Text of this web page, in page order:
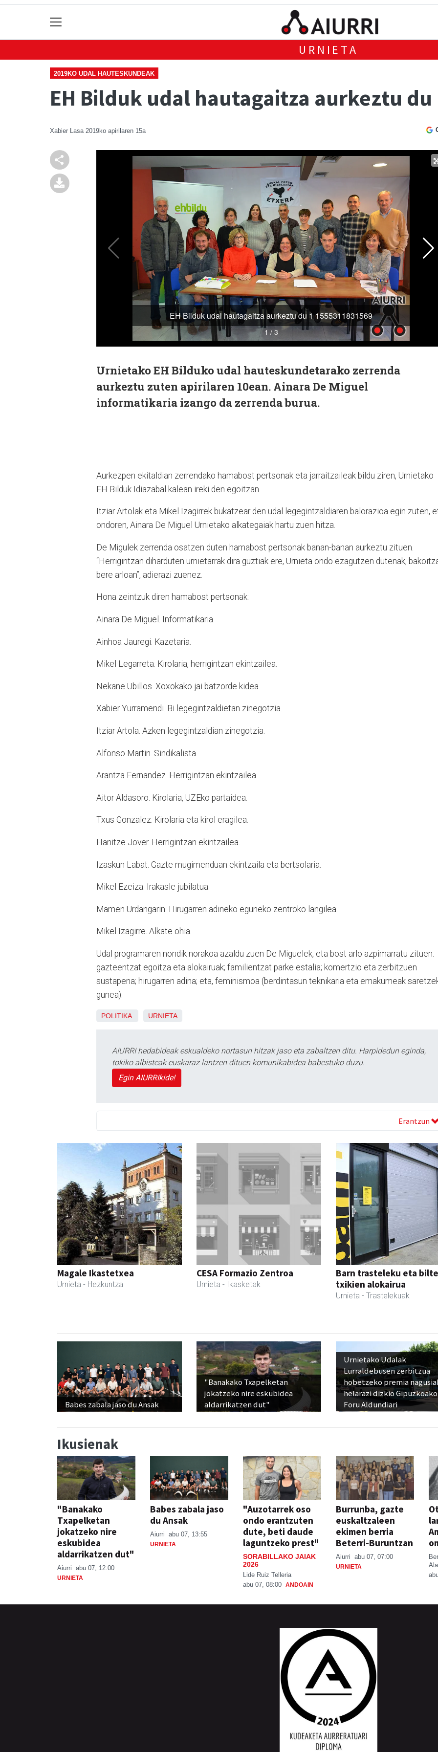
URNIETA
2019KO UDAL HAUTESKUNDEAK
EH Bilduk udal hautagaitza aurkeztu du
Xabier Lasa 2019ko apirilaren 15a
Urnietako EH Bilduko udal hauteskundetarako zerrenda
aurkeztu zuten apirilaren 10ean. Ainara De Miguel
informatikaria izango da zerrenda burua.
Aurkezpen ekitaldian zerrendako hamabost pertsonak eta jarraitzaileak bildu ziren, Urnietako
EH Bilduk Idiazabal kalean ireki den egoitzan.
Itziar Artolak eta Mikel Izagirrek bukatzear den udal legegintzaldiaren balorazioa egin zuten,
ondoren, Ainara De Miguel Urnietako alkategaiak hartu zuen hitza.
De Migulek zerrenda osatzen duten hamabost pertsonak banan-banan aurkeztu zituen.
“Herrigintzan diharduten urnietarrak dira guztiak ere, Urnieta ondo ezagutzen dutenak,
bere arloan”, adierazi zuenez.
Hona zeintzuk diren hamabost pertsonak:
Ainara De Miguel. Informatikaria.
Ainhoa Jauregi. Kazetaria.
Mikel Legarreta. Kirolaria, herrigintzan ekintzailea.
Nekane Ubillos. Xoxokako jai batzorde kidea.
Xabier Yurramendi. Bi legegintzaldietan zinegotzia.
Itziar Artola. Azken legegintzaldian zinegotzia.
Alfonso Martin. Sindikalista.
Arantza Fernandez. Herrigintzan ekintzailea.
Aitor Aldasoro. Kirolaria, UZEko partaidea.
Txus Gonzalez. Kirolaria eta kirol eragilea.
Hanitze Jover. Herrigintzan ekintzailea.
Izaskun Labat. Gazte mugimenduan ekintzaila eta bertsolaria.
Mikel Ezeiza. Irakasle jubilatua.
Mamen Urdangarin. Hirugarren adineko eguneko zentroko langilea.
Mikel Izagirre. Alkate ohia.
Udal programaren nondik norakoa azaldu zuen De Miguelek, eta bost arlo azpimarratu zituen:
gazteentzat egoitza eta alokairuak; familientzat parke estalia; komertzio eta zerbitzuen
sustapena; hirugarren adina; eta, feminismoa (berdintasun teknikaria eta emakumeak
gunea).
POLITIKA URNIETA
AIURRI hedabideak eskualdeko nortasun hitzak jaso eta zabaltzen ditu. Harpidedun eginda,
tokiko albisteak euskaraz lantzen dituen komunikabidea babestuko duzu.
Egin AIURRIkide!
Erantzun
Magale Ikastetxea
Urnieta - Hezkuntza
CESA Formazio Zentroa
Urnieta - Ikasketak
Barn trasteleku eta
txikien alokairua
Urnieta - Trastelekuak
Babes zabala jaso du Ansak
"Banakako Txapelketan
jokatzeko nire eskubidea
aldarrikatzen dut"
Urnietako Udalak
Lurraldebusen zerbitzua
hobetzeko premia
helarazi dizkio Gipuzkoako
Foru Aldundiari
Ikusienak
"Banakako
Txapelketan
jokatzeko nire
eskubidea
aldarrikatzen dut"
Aiurri abu 07, 12:00
URNIETA
Babes zabala jaso
du Ansak
Aiurri abu 07, 13:55
URNIETA
"Auzotarrek oso
ondo erantzuten
dute, beti daude
laguntzeko prest"
SORABILLAKO JAIAK
2026
Lide Ruiz Telleria
abu 07, 08:00 ANDOAIN
Burrunba, gazte
euskaltzaleen
ekimen berria
Beterri-Buruntzan
Aiurri abu 07, 07:00
URNIETA